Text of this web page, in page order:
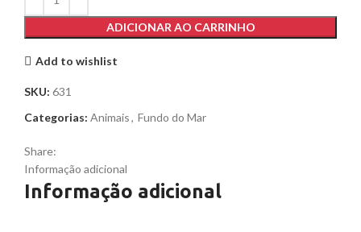
ADICIONAR AO CARRINHO
Add to wishlist
SKU: 631
Categorias: Animais, Fundo do Mar
Share:
Informação adicional
Informação adicional